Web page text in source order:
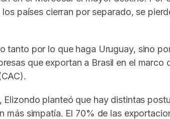
países cierran por separado, se
tanto por lo que haga Uruguay, sino
que exportan a Brasil en el
planteó que hay distintas
simpatía. El 70% de las